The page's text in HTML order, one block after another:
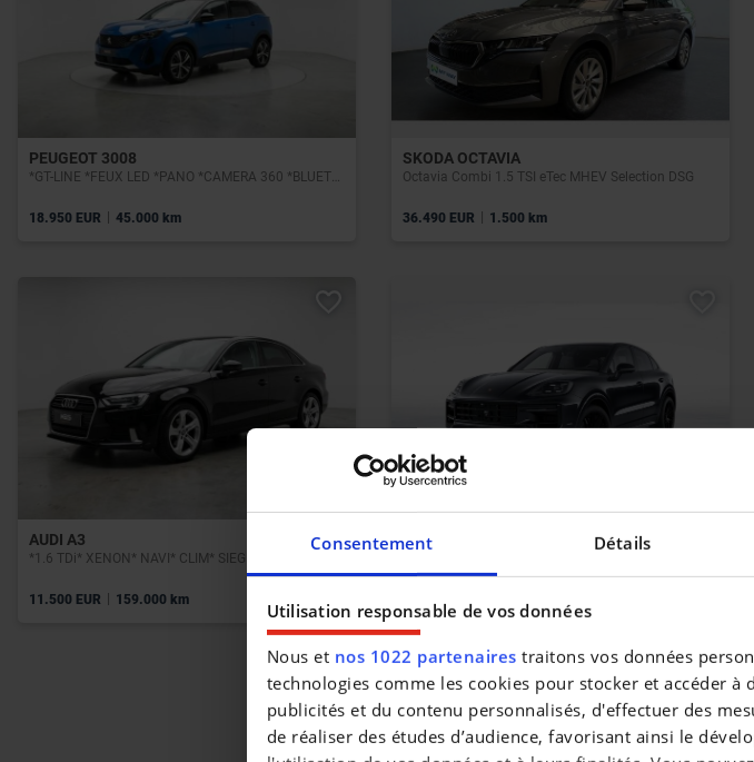
Consentement Détails
Utilisation responsable de vos données
Nous et nos 1022 partenaires traitons vos données
technologies comme les cookies pour stocker et accéder
publicités et du contenu personnalisés, d'effectuer des
de réaliser des études d’audience, favorisant ainsi le
PEUGEOT 3008
18.950 EUR | 45.000 km
SKODA OCTAVIA
Octavia Combi 1.5 TSI eTec MHEV Selection DSG
36.490 EUR | 1.500 km
AUDI A3
11.500 EUR | 159.000 km
PORSCHE CAYENNE